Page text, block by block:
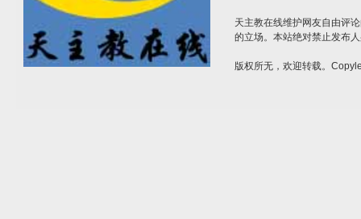
天主教在线维护网友自由评
的立场。本站绝对禁止发布
版权所无，欢迎转载。